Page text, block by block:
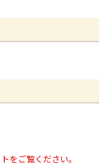
をご覧ください。